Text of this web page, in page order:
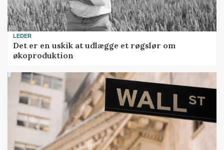
LEDER
Det er en uskik at udlægge et røgslør om
økoproduktion